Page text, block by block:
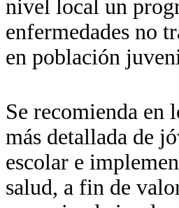
nivel local un
enfermedades no
en población
Se recomienda en
más detallada de
escolar e
salud, a fin de